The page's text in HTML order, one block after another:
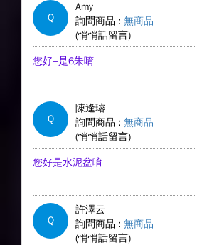
Q
Amy
詢問商品 : 無商品
(悄悄話留言)
您好--是6朱唷
Q
陳逢璿
詢問商品 : 無商品
(悄悄話留言)
您好是水泥盆唷
Q
許澤云
詢問商品 : 無商品
(悄悄話留言)